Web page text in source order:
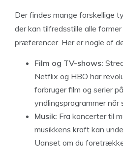
Der findes mange forskellige
der kan tilfredsstille alle
præferencer. Her er nogle af
Film og TV-shows:
Netflix og HBO har
forbruger film og serier
yndlingsprogrammer når
Musik: Fra koncerter til
musikkens kraft kan
Uanset om du